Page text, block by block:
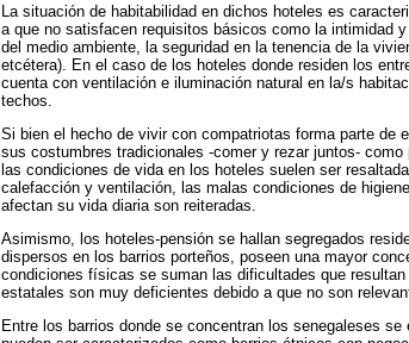
La situación de habitabilidad en dichos hoteles es
a que no satisfacen requisitos básicos como la intimidad
del medio ambiente, la seguridad en la tenencia de la
etcétera). En el caso de los hoteles donde residen los
cuenta con ventilación e iluminación natural en la/s
techos.
Si bien el hecho de vivir con compatriotas forma parte de
sus costumbres tradicionales -comer y rezar juntos-
las condiciones de vida en los hoteles suelen ser
calefacción y ventilación, las malas condiciones de
afectan su vida diaria son reiteradas.
Asimismo, los hoteles-pensión se hallan segregados
dispersos en los barrios porteños, poseen una mayor
condiciones físicas se suman las dificultades que
estatales son muy deficientes debido a que no son
Entre los barrios donde se concentran los senegaleses